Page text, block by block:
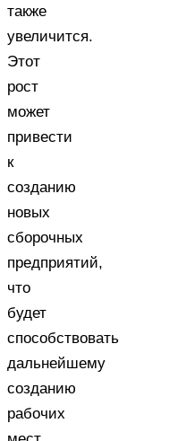
также
увеличится.
Этот
рост
может
привести
к
созданию
новых
сборочных
предприятий,
что
будет
способствовать
дальнейшему
созданию
рабочих